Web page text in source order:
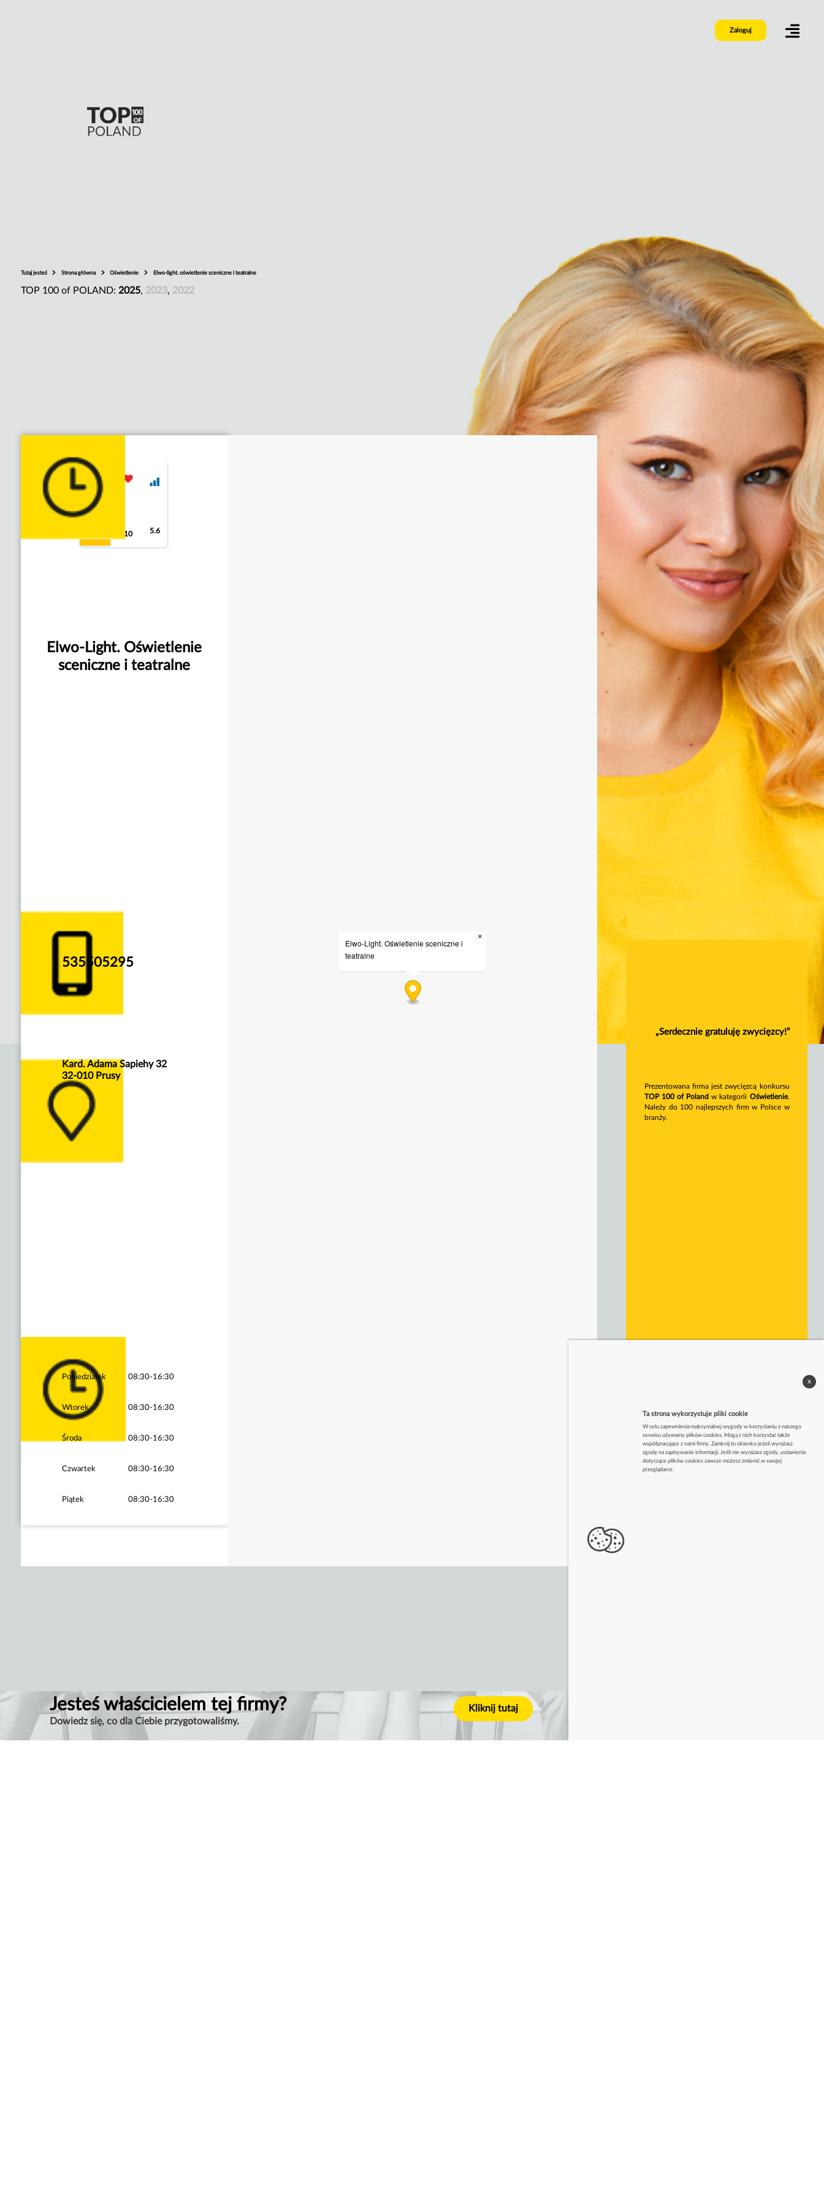
Zaloguj
Tutaj jesteś Strona główna Oświetlenie Elwo-light. oświetlenie sceniczne i teatralne
TOP 100 of POLAND: 2025, 2023, 2022
10 5.6
Elwo-Light. Oświetlenie
sceniczne i teatralne
535505295
Kard. Adama Sapiehy 32
32-010 Prusy
Poniedziałek 08:30-16:30
Wtorek 08:30-16:30
Środa 08:30-16:30
Czwartek 08:30-16:30
Piątek 08:30-16:30
Elwo-Light. Oświetlenie sceniczne i
teatralne
×
Jesteś właścicielem tej firmy?
Dowiedz się, co dla Ciebie przygotowaliśmy.
Kliknij tutaj
„Serdecznie gratuluję zwycięzcy!”
Prezentowana firma jest zwycięzcą konkursu
TOP 100 of Poland w kategorii Oświetlenie.
Należy do 100 najlepszych firm w Polsce w
branży.
Ta strona wykorzystuje pliki cookie
W celu zapewnienia maksymalnej wygody w korzystaniu z naszego
serwisu używamy plików cookies. Mogą z nich korzystać także
współpracujące z nami firmy. Zamknij to okienko jeżeli wyrażasz
zgodę na zapisywanie informacji. Jeśli nie wyrażasz zgody, ustawienia
dotyczące plików cookies zawsze możesz zmienić w swojej
przeglądarce.
x